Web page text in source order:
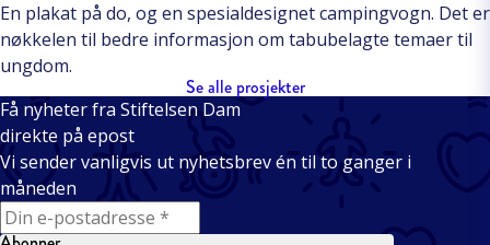
En plakat på do, og en spesialdesignet campingvogn. Det er
nøkkelen til bedre informasjon om tabubelagte temaer til
ungdom.
Se alle prosjekter
Få nyheter fra Stiftelsen Dam
direkte på epost
Vi sender vanligvis ut nyhetsbrev én til to ganger i
måneden
E-mail